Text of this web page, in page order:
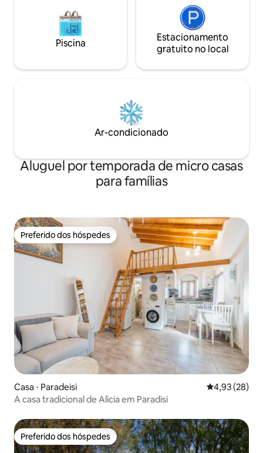
Piscina
Estacionamento
gratuito no local
Ar-condicionado
Aluguel por temporada de micro casas
para famílias
Preferido dos hóspedes
Preferido dos hóspedes
Casa ⋅ Paradeisi 4,93 de uma
4,93 (28)
A casa tradicional de Alicia em Paradisi
Preferido dos hóspedes
Preferido dos hóspedes